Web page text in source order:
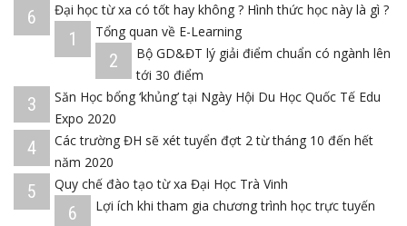
6 Đại học từ xa có tốt hay không ? Hình thức học này là gì ?
1 Tổng quan về E-Learning
2
Bộ GD&ĐT lý giải điểm chuẩn có ngành lên
tới 30 điểm
3
Săn Học bổng ‘khủng’ tại Ngày Hội Du Học Quốc Tế Edu
Expo 2020
4
Các trường ĐH sẽ xét tuyển đợt 2 từ tháng 10 đến hết
năm 2020
5 Quy chế đào tạo từ xa Đại Học Trà Vinh
6 Lợi ích khi tham gia chương trình học trực tuyến